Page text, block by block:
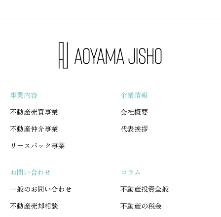
事業内容
不動産売買事業
不動産仲介事業
リースバック事業
企業情報
会社概要
代表挨拶
お問い合わせ
一般のお問い合わせ
不動産売却相談
コラム
不動産投資全般
不動産の税金